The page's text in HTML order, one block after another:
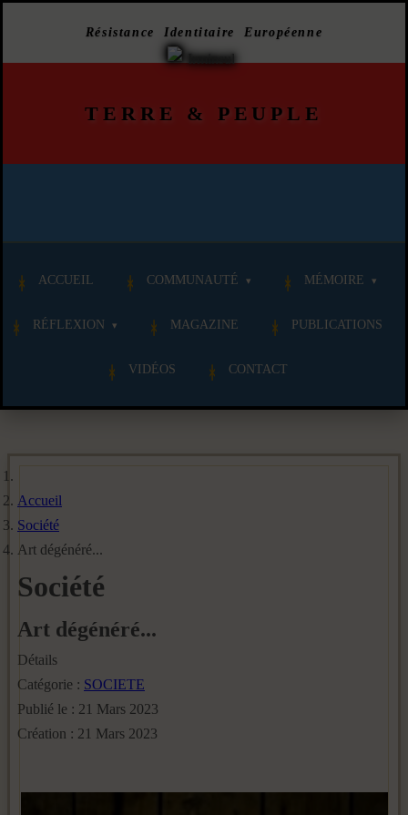
Résistance Identitaire Européenne
TERRE & PEUPLE
ACCUEIL COMMUNAUTÉ MÉMOIRE
RÉFLEXION MAGAZINE PUBLICATIONS
VIDÉOS CONTACT
Accueil
Société
Art dégénéré...
Société
Art dégénéré...
Détails
Catégorie : SOCIETE
Publié le : 21 Mars 2023
Création : 21 Mars 2023